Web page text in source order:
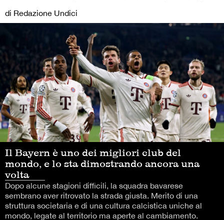
di Redazione Undici
Il Bayern è uno dei migliori club del
mondo, e lo sta dimostrando ancora una
volta
Dopo alcune stagioni difficili, la squadra bavarese
sembrano aver ritrovato la strada giusta. Merito di una
struttura societaria e di una cultura calcistica uniche al
mondo, legate al territorio ma aperte al cambiamento.